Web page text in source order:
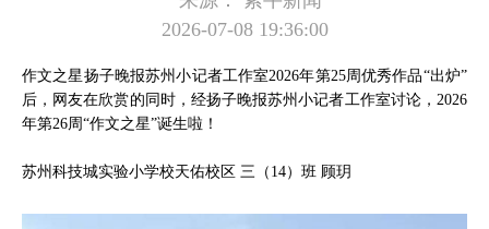
2026-07-08 19:36:00
作文之星扬子晚报苏州小记者工作室2026年第25周优秀作品“出炉”
后，网友在欣赏的同时，经扬子晚报苏州小记者工作室讨论，2026
年第26周“作文之星”诞生啦！
苏州科技城实验小学校天佑校区 三（14）班 顾玥